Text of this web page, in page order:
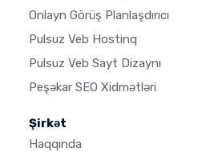
Onlayn Görüş Planlaşdırıcı
Pulsuz Veb Hostinq
Pulsuz Veb Sayt Dizaynı
Peşəkar SEO Xidmətləri
Şirkət
Haqqında